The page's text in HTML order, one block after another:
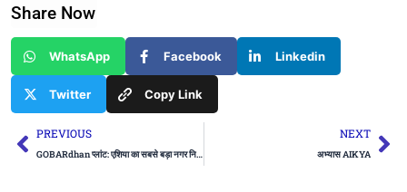
Share Now
WhatsApp Facebook Linkedin
Twitter Copy Link
Prev
PREVIOUS
GOBARdhan प्लांट: एशिया का सबसे बड़ा नगर निगम ठोस अपशिष्ट आधारित प्लांट
NEXT
अभ्यास AIKYA